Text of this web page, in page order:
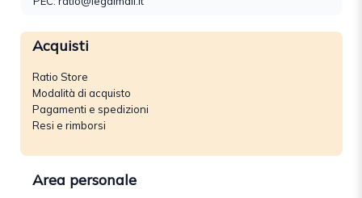
Acquisti
Ratio Store
Modalità di acquisto
Pagamenti e spedizioni
Resi e rimborsi
Area personale